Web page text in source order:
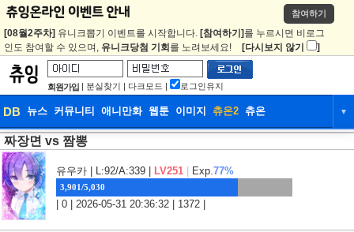
참여하기
[08월2주차] 유니크뽑기 이벤트를 시작합니다. [참여하기] 를 누르시면 비로그
인도 참여할 수 있으며, 유니크당첨 기회 를 노려보세요! [다시보지 않기 ]
회원가입 | 분실찾기 | 다크모드 | 로그인유지
DB 뉴스 커뮤니티 애니만화 웹툰 이미지 츄온2 츄온 ▼
DB
웹툰 이미지 츄온2
짜장면 vs 짬뽕
유우카 | L:92/A:339 | LV251 Exp.77%
3,901/5,030
| 0 | 2026-05-31 20:36:32 | 1372 |